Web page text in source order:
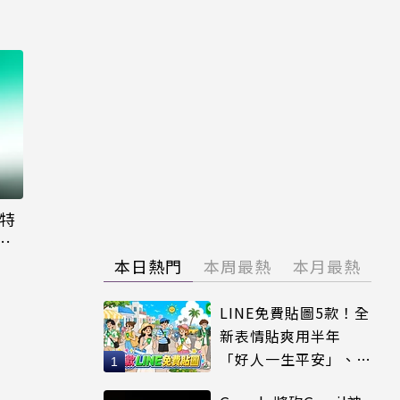
本日熱門 本周最熱 本月最熱
LINE免費貼圖5款！全
新表情貼爽用半年
「好人一生平安」、